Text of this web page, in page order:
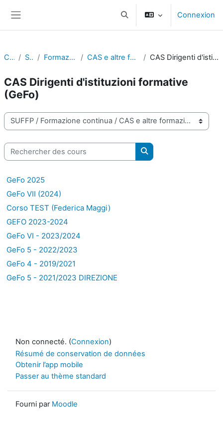
Activer/désactiver la saisie
Connexion
Cours SUFFP Formazione continua CAS e altre formazioni certificate CAS Dirigenti d'istituzioni formative (GeFo)
CAS Dirigenti d'istituzioni formative
(GeFo)
Catégories de cours
Rechercher des cours
Rechercher des cours
GeFo 2025
GeFo VII (2024)
Corso TEST (Federica Maggi)
GEFO 2023-2024
GeFo VI - 2023/2024
GeFo 5 - 2022/2023
GeFo 4 - 2019/2021
GeFo 5 - 2021/2023 DIREZIONE
Non connecté. (Connexion)
Résumé de conservation de données
Obtenir l’app mobile
Passer au thème standard
Fourni par Moodle